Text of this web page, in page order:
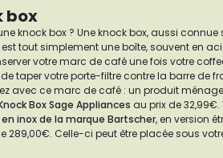
box
knock box ? Une knock box, aussi
tout simplement une boîte, souvent en
votre marc de café une fois votre
taper votre porte-filtre contre la barre de
avec ce marc de café : un produit
Box Sage Appliances au prix de
en inox de la marque Bartscher, en version
289,00€. Celle-ci peut être placée sous